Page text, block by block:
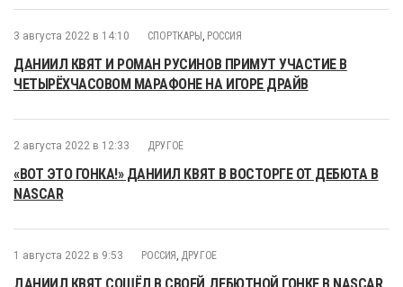
3 августа 2022 в 14:10 СПОРТКАРЫ , РОССИЯ
ДАНИИЛ КВЯТ И РОМАН РУСИНОВ ПРИМУТ УЧАСТИЕ В
ЧЕТЫРЁХЧАСОВОМ МАРАФОНЕ НА ИГОРЕ ДРАЙВ
2 августа 2022 в 12:33 ДРУГОЕ
«ВОТ ЭТО ГОНКА!» ДАНИИЛ КВЯТ В ВОСТОРГЕ ОТ ДЕБЮТА В
NASCAR
1 августа 2022 в 9:53 РОССИЯ , ДРУГОЕ